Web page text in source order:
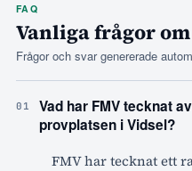
FAQ
Vanliga frågor
Frågor och svar genererade
01
Vad har FMV tecknat
provplatsen i Vidsel?
FMV har tecknat ett